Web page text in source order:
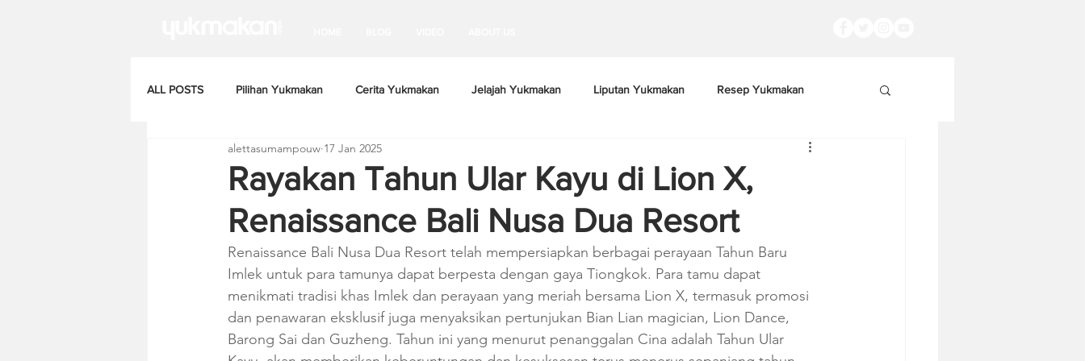
ALL POSTS Pilihan Yukmakan Cerita Yukmakan Jelajah Yukmakan Liputan Yukmakan Resep Yukmakan
Rayakan Tahun Ular Kayu di Lion X,
Renaissance Bali Nusa Dua Resort
alettasumampouw 17 Jan 2025
Renaissance Bali Nusa Dua Resort telah mempersiapkan berbagai perayaan Tahun Baru
Imlek untuk para tamunya dapat berpesta dengan gaya Tiongkok. Para tamu dapat
menikmati tradisi khas Imlek dan perayaan yang meriah bersama Lion X, termasuk promosi
dan penawaran eksklusif juga menyaksikan pertunjukan Bian Lian magician, Lion Dance,
Barong Sai dan Guzheng. Tahun ini yang menurut penanggalan Cina adalah Tahun Ular